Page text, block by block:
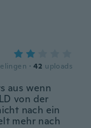
· 42 uploads
aus wenn
von der
nach ein
mehr nach